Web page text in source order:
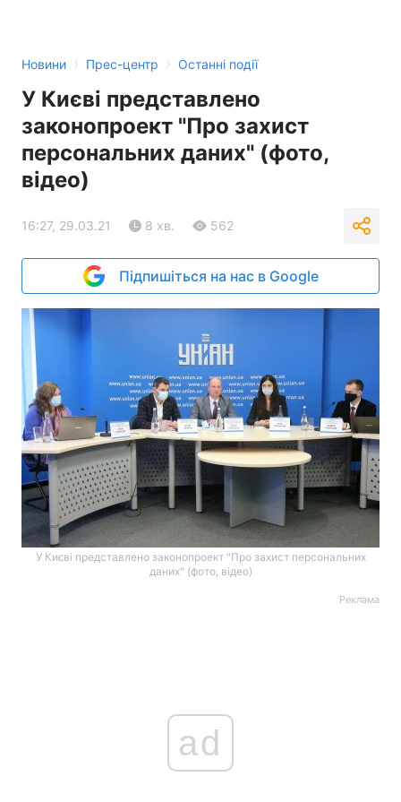
Новини › Прес-центр › Останні події
У Києві представлено
законопроект "Про захист
персональних даних" (фото,
відео)
16:27, 29.03.21 8 хв. 562
Підпишіться на нас в Google
У Києві представлено законопроект "Про захист персональних
даних" (фото, відео)
Реклама
ad